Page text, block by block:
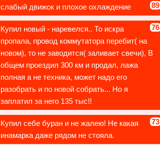
89
слабый движок и плохое охлаждение
76
Купил новый - наревелся.. То искра
пропала, провод коммутатора перебит( на
новом), то не заводится( заливает свечи), В
общем проездил 300 км и продал, лажа
полная а не техника, может надо его
разобрать и по новой собрать... Но я
заплатил за него 135 тыс!!
73
Купил себе буран и не жалею! Не какая
инамарка даже рядом не стояла.